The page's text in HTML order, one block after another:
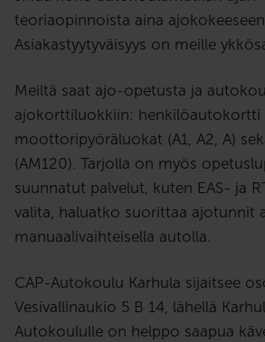
teoriaopinnoista aina
Asiakastyytyväisyys on meille
Meiltä saat ajo-opetusta ja
ajokorttiluokkiin: henkilöautokortti
moottoripyöräluokat (A1, A2, A)
(AM120). Tarjolla on myös
suunnatut palvelut, kuten EAS- ja
valita, haluatko suorittaa ajotunnit
manuaalivaihteisella autolla.
CAP-Autokoulu Karhula sijaitsee
Vesivallinaukio 5 B 14, lähellä
Autokoululle on helppo saapua